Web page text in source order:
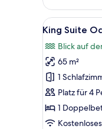
Room,
Partial
Sea
View
Top
Floor
Alle
Fotos
für
King
Suite
Ocean
View
anzeigen
11
King Suite
Blick auf
65 m²
1
Platz für 4
1